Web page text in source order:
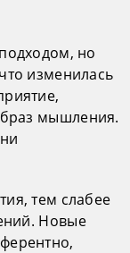
но
изменилась
мышления.
тем слабее
Новые